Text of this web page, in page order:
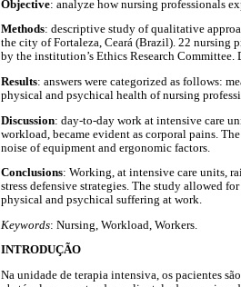
Objective: analyze how nursing professionals
Methods: descriptive study of qualitative
the city of Fortaleza, Ceará (Brazil). 22 nursing
by the institution’s Ethics Research
Results: answers were categorized as follows:
physical and psychical health of nursing
Discussion: day-to-day work at intensive care
workload, became evident as corporal pains.
noise of equipment and ergonomic factors.
Conclusions: Working, at intensive care units,
stress defensive strategies. The study allowed
physical and psychical suffering at work.
Keywords: Nursing, Workload, Workers.
INTRODUÇÃO
Na unidade de terapia intensiva, os pacientes